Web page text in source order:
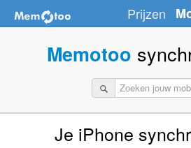
Prijzen
Memotoo
Je iPhone